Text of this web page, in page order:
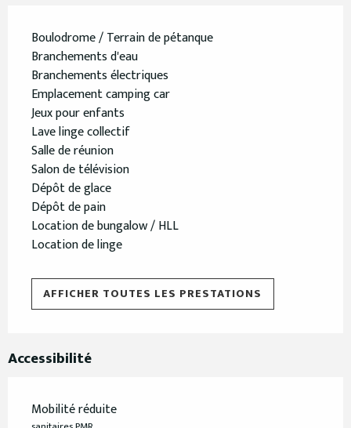
Boulodrome / Terrain de pétanque
Branchements d'eau
Branchements électriques
Emplacement camping car
Jeux pour enfants
Lave linge collectif
Salle de réunion
Salon de télévision
Dépôt de glace
Dépôt de pain
Location de bungalow / HLL
Location de linge
AFFICHER TOUTES LES PRESTATIONS
Accessibilité
Mobilité réduite